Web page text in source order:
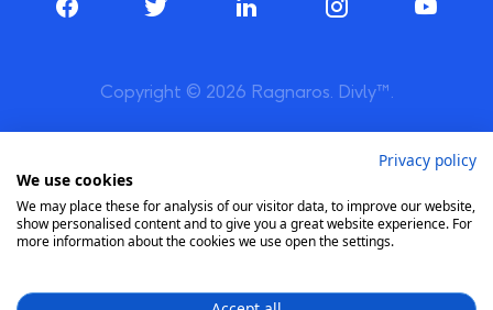
Copyright © 2026 Ragnaros. Divly™.
Privacy policy
We use cookies
We may place these for analysis of our visitor data, to improve our website,
show personalised content and to give you a great website experience. For
more information about the cookies we use open the settings.